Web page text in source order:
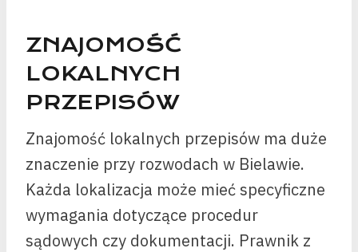
ZNAJOMOŚĆ
LOKALNYCH
PRZEPISÓW
Znajomość lokalnych przepisów ma duże
znaczenie przy rozwodach w Bielawie.
Każda lokalizacja może mieć specyficzne
wymagania dotyczące procedur
sądowych czy dokumentacji. Prawnik z